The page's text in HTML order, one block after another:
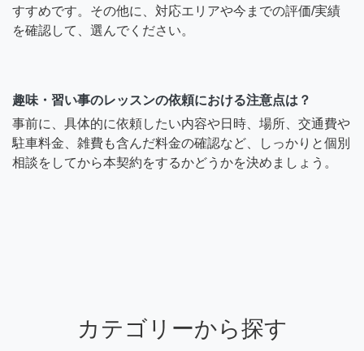
すすめです。その他に、対応エリアや今までの評価/実績
を確認して、選んでください。
趣味・習い事のレッスンの依頼における注意点は？
事前に、具体的に依頼したい内容や日時、場所、交通費や
駐車料金、雑費も含んだ料金の確認など、しっかりと個別
相談をしてから本契約をするかどうかを決めましょう。
カテゴリーから探す